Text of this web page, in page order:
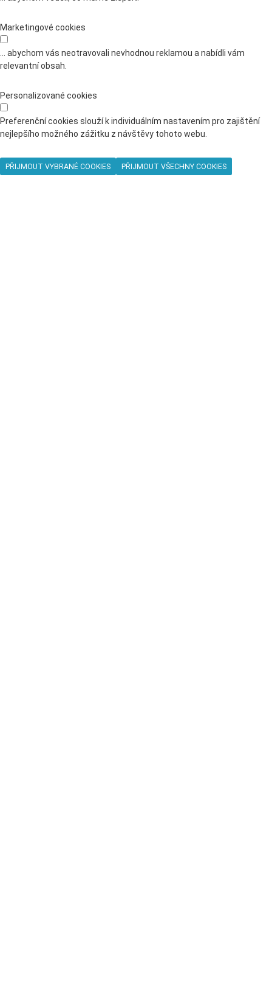
Marketingové cookies
... abychom vás neotravovali nevhodnou reklamou a nabídli vám
relevantní obsah.
Personalizované cookies
Preferenční cookies slouží k individuálním nastavením pro zajištění
nejlepšího možného zážitku z návštěvy tohoto webu.
PŘIJMOUT VYBRANÉ COOKIES PŘIJMOUT VŠECHNY COOKIES